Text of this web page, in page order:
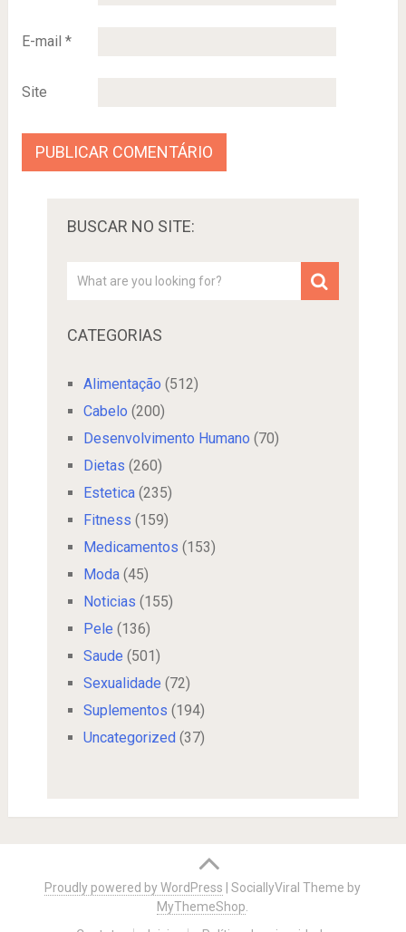
E-mail *
Site
BUSCAR NO SITE:
CATEGORIAS
Alimentação (512)
Cabelo (200)
Desenvolvimento Humano (70)
Dietas (260)
Estetica(235)
Fitness (159)
Medicamentos (153)
Moda(45)
Noticias (155)
Pele (136)
Saude (501)
Sexualidade (72)
Suplementos (194)
Uncategorized (37)
Proudly powered by WordPress |SociallyViral Theme by
MyThemeShop